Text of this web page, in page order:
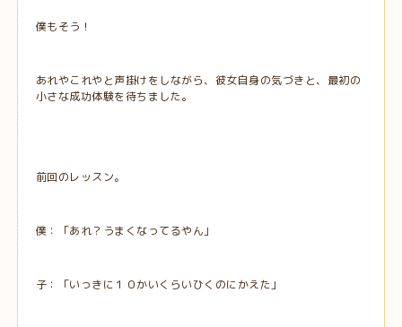
僕もそう！
あれやこれやと声掛けをしながら、彼女自身の気づきと、最初の
小さな成功体験を待ちました。
前回のレッスン。
僕：「あれ？うまくなってるやん」
子：「いっきに１０かいくらいひくのにかえた」